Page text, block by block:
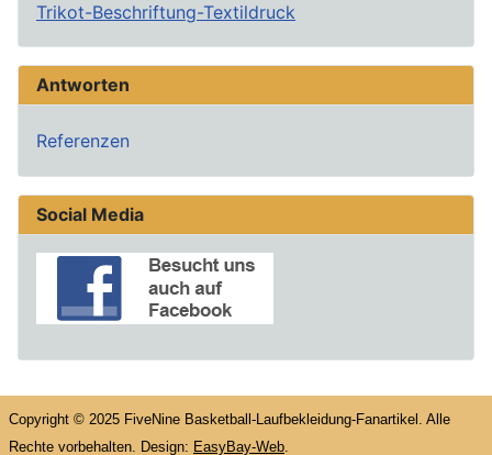
Trikot-Beschriftung-Textildruck
Antworten
Referenzen
Social Media
Copyright © 2025 FiveNine Basketball-Laufbekleidung-Fanartikel. Alle
Rechte vorbehalten. Design: EasyBay-Web.